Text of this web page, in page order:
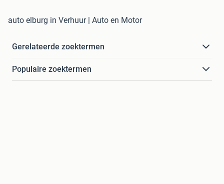
auto elburg in Verhuur | Auto en Motor
Gerelateerde zoektermen
Populaire zoektermen